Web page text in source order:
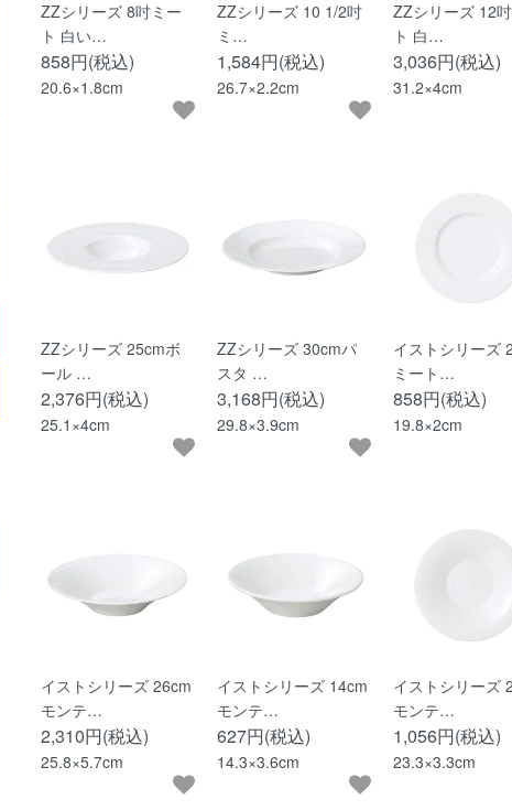
ZZシリーズ 8吋ミー
ト 白い…
858円(税込)
20.6×1.8cm
ZZシリーズ 10 1/2吋
ミ…
1,584円(税込)
26.7×2.2cm
ZZシリーズ 12
ト 白…
3,036円(税込)
31.2×4cm
ZZシリーズ 25cmボ
ール …
2,376円(税込)
25.1×4cm
ZZシリーズ 30cmパ
スタ …
3,168円(税込)
29.8×3.9cm
イストシリーズ
ミート…
858円(税込)
19.8×2cm
イストシリーズ 26cm
モンテ…
2,310円(税込)
25.8×5.7cm
イストシリーズ 14cm
モンテ…
627円(税込)
14.3×3.6cm
イストシリーズ
モンテ…
1,056円(税込)
23.3×3.3cm